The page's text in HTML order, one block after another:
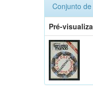
Conjunto
Pré-